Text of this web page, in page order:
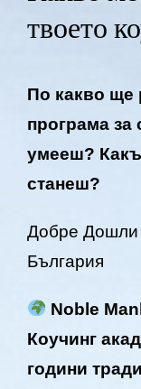
твоето
По какво ще
програма за
умееш?
станеш?
Добре Дошли
България
Noble
Коучинг
години